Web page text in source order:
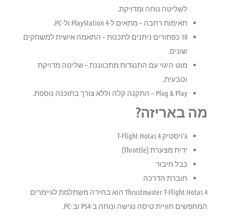
לשליטה נוחה ומדויקת.
תאימות רחבה – מתאים ל-PlayStation 4 ול-PC.
10 כפתורים ניתנים לתכנות
– התאמה אישית למשחקים
שונים.
מוט היגוי עם התנגדות מתכווננת– שליטה מדויקת
וטבעית.
Plug & Play – התקנה קלה וללא צורך בתוכנה נוספת.
מה באריזה?
ג'ויסטיק T-Flight Hotas 4
ידית מצערת (Throttle)
כבל חיבור
חוברת הדרכה
Thrustmaster T-Flight Hotas 4 הוא בחירה משתלמת לגיימרים
המחפשים חוויית טיסה נגישה ונוחה ב-PS4 וב-PC.